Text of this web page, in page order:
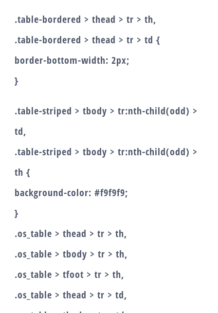
.table-bordered > thead > tr > th,
.table-bordered > thead > tr > td {
border-bottom-width: 2px;
}
.table-striped > tbody > tr:nth-child(odd) >
td,
.table-striped > tbody > tr:nth-child(odd) >
th {
background-color: #f9f9f9;
}
.os_table > thead > tr > th,
.os_table > tbody > tr > th,
.os_table > tfoot > tr > th,
.os_table > thead > tr > td,